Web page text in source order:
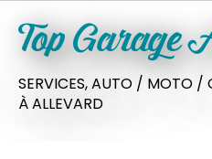
Top Garage
SERVICES,AUTO / MOTO /
À ALLEVARD